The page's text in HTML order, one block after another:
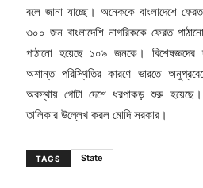
বলে জানা যাচ্ছে। অনেককে বাংলাদেশে
৩০০ জন বাংলাদেশি নাগরিককে ফেরত
পাঠানো হয়েছে ১০৯ জনকে। বিশেষজ্ঞদের
অশান্ত পরিস্থিতির কারণে ভারতে
অবস্থায় গোটা দেশে ধরপাকড় শুরু
তালিকার উল্লেখ করল মোদি সরকার।
TAGS State